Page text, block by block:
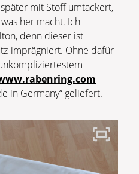
mit Stoff umtackert,
her macht. Ich
denn dieser ist
imprägniert. Ohne dafür
in Germany“ geliefert.